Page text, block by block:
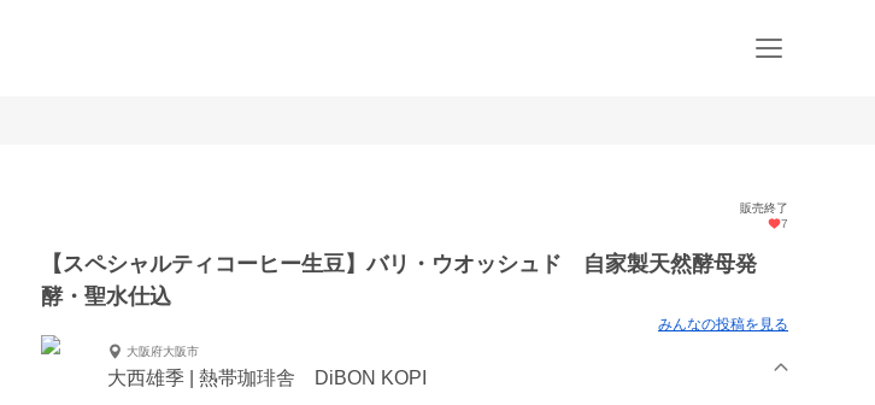
販売終了
7
【スペシャルティコーヒー生豆】バリ・ウオッシュド 自家製天然酵母発
酵・聖水仕込
みんなの投稿を見る
大阪府大阪市
大西雄季 | 熱帯珈琲舎 DiBON KOPI